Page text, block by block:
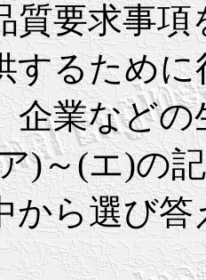
質要求事
するため
企業など
)～(エ)の
ら選び答